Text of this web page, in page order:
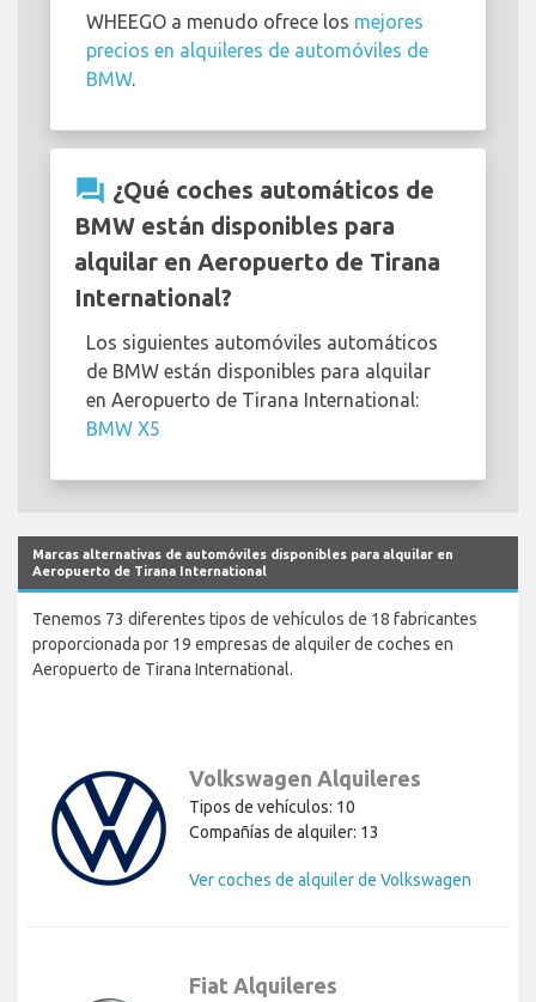
WHEEGO a menudo ofrece los mejores
precios en alquileres de automóviles de
BMW.
question_answer ¿Qué coches automáticos de
BMW están disponibles para
alquilar en Aeropuerto de Tirana
International?
Los siguientes automóviles automáticos
de BMW están disponibles para alquilar
en Aeropuerto de Tirana International:
BMW X5
Marcas alternativas de automóviles disponibles para alquilar en
Aeropuerto de Tirana International
Tenemos 73 diferentes tipos de vehículos de 18 fabricantes
proporcionada por 19 empresas de alquiler de coches en
Aeropuerto de Tirana International.
Volkswagen Alquileres
Tipos de vehículos: 10
Compañías de alquiler: 13
Ver coches de alquiler de Volkswagen
Fiat Alquileres